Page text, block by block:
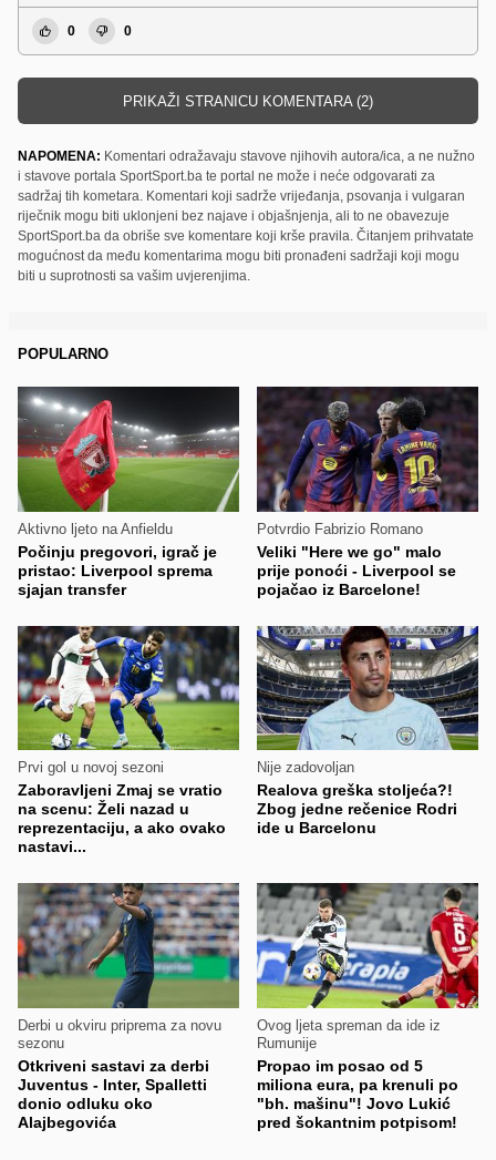
0 0
PRIKAŽI STRANICU KOMENTARA (2)
NAPOMENA: Komentari odražavaju stavove njihovih autora/ica, a ne nužno
i stavove portala SportSport.ba te portal ne može i neće odgovarati za
sadržaj tih kometara. Komentari koji sadrže vrijeđanja, psovanja i vulgaran
riječnik mogu biti uklonjeni bez najave i objašnjenja, ali to ne obavezuje
SportSport.ba da obriše sve komentare koji krše pravila. Čitanjem prihvatate
mogućnost da među komentarima mogu biti pronađeni sadržaji koji mogu
biti u suprotnosti sa vašim uvjerenjima.
POPULARNO
Aktivno ljeto na Anfieldu
Počinju pregovori, igrač je
pristao: Liverpool sprema
sjajan transfer
Potvrdio Fabrizio Romano
Veliki "Here we go" malo
prije ponoći - Liverpool se
pojačao iz Barcelone!
Prvi gol u novoj sezoni
Zaboravljeni Zmaj se vratio
na scenu: Želi nazad u
reprezentaciju, a ako ovako
nastavi...
Nije zadovoljan
Realova greška stoljeća?!
Zbog jedne rečenice Rodri
ide u Barcelonu
Derbi u okviru priprema za novu
sezonu
Otkriveni sastavi za derbi
Juventus - Inter, Spalletti
donio odluku oko
Alajbegovića
Ovog ljeta spreman da ide iz
Rumunije
Propao im posao od 5
miliona eura, pa krenuli po
"bh. mašinu"! Jovo Lukić
pred šokantnim potpisom!